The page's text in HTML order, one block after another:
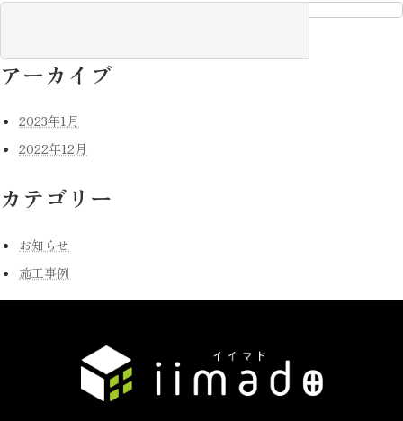
検
アーカイブ
2023年1月
2022年12月
カテゴリー
お知らせ
施工事例